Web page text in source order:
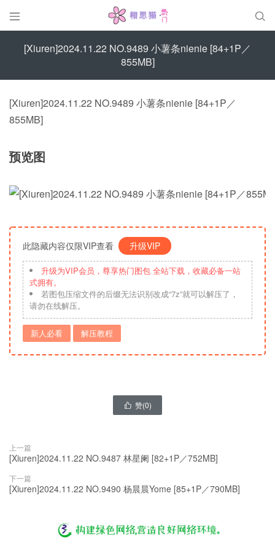
 
[Xiuren]2024.11.22 NO.9489 小薯条nienie [84+1P／
855MB]
[Xiuren]2024.11.22 NO.9489 小薯条nienie [84+1P／
855MB]
预览图
此隐藏内容仅限VIP查看 升级VIP
升级为VIP会员，尊享热门图包 全站下载，收藏必备一站
式拥有。
若图包压缩文件的后缀无法识别改成“7z”就可以解压了，
请勿在线解压。
新人必看 解压教程
 赞(0)
上一篇
[Xiuren]2024.11.22 NO.9487 林星阑 [82+1P／752MB]
下一篇
[Xiuren]2024.11.22 NO.9490 杨晨晨Yome [85+1P／790MB]